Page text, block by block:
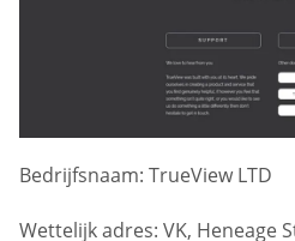
Bedrijfsnaam: TrueView LTD
Wettelijk adres: VK, Heneage